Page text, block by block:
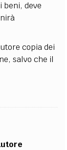
deve
copia dei
salvo che il